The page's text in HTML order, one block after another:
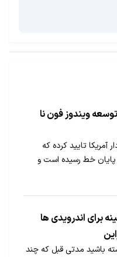
ویندوز فون نا
آمریکا تایید کرده که
خط رسیده است و
زمینه برای اندرویدی ها
باشید مدتی قبل که چند